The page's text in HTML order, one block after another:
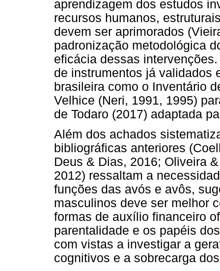
aprendizagem dos estudos
recursos humanos,
devem ser aprimorados
padronização metodológica
eficácia dessas
de instrumentos já validados
brasileira como o Inventário
Velhice (Neri, 1991, 1995)
de Todaro (2017) adaptada
Além dos achados
bibliográficas anteriores
Deus & Dias, 2016; Oliveira
2012) ressaltam a
funções das avós e avôs,
masculinos deve ser melhor
formas de auxílio financeiro
parentalidade e os papéis
com vistas a investigar a
cognitivos e a sobrecarga